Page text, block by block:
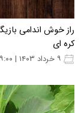
راز خوش اندامی
کره ای